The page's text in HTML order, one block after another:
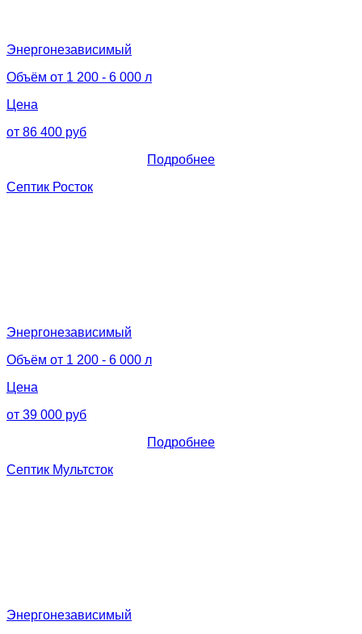
Энергонезависимый
Объём от 1 200 - 6 000 л
Цена
от 86 400 руб
Подробнее
Септик Росток
Энергонезависимый
Объём от 1 200 - 6 000 л
Цена
от 39 000 руб
Подробнее
Септик Мультсток
Энергонезависимый